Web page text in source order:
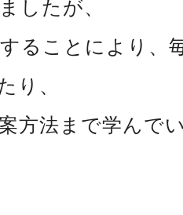
ることにより、
り、
方法まで学んで